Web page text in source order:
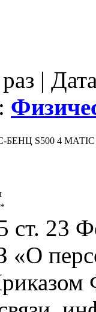
|
БЕНЦ S500 4 МАТIС
ст. 23